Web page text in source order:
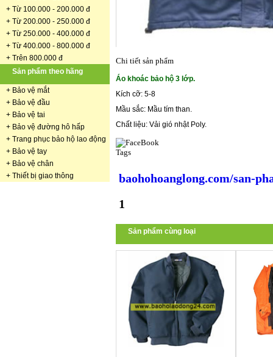
+ Từ 100.000 - 200.000 đ
+ Từ 200.000 - 250.000 đ
+ Từ 250.000 - 400.000 đ
+ Từ 400.000 - 800.000 đ
+ Trên 800.000 đ
Sản phẩm theo hãng
+ Bảo vệ mắt
+ Bảo vệ đầu
+ Bảo vệ tai
+ Bảo vệ đường hô hấp
+ Trang phục bảo hộ lao động
+ Bảo vệ tay
+ Bảo vệ chân
+ Thiết bị giao thông
Chi tiết sản phẩm
Áo khoác bảo hộ 3 lớp.
Kích cỡ: 5-8
Mầu sắc: Mầu tím than.
Chất liệu: Vải gió nhật Poly.
Tags
baohohoanglong.com/san-
1
Sản phẩm cùng loại